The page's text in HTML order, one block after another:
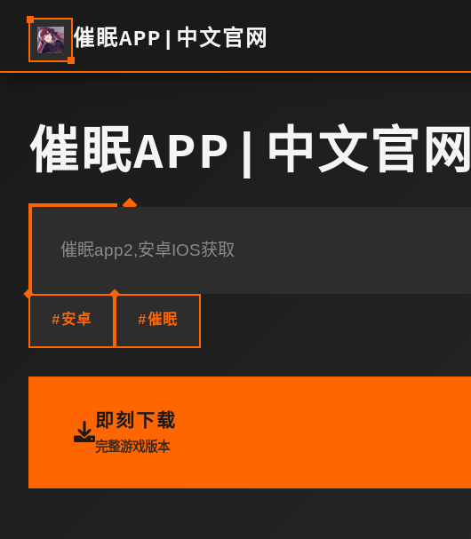
催眠APP|中文官网
催眠APP|中文官网
催眠app2,安卓IOS获取
#安卓 #催眠
即刻下载
完整游戏版本